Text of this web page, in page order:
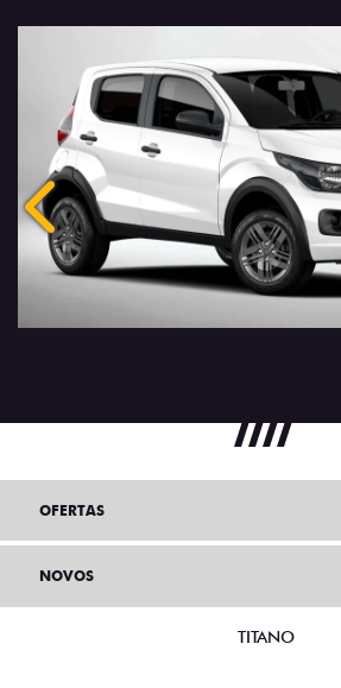
Anterior
OFERTAS
NOVOS
TITANO